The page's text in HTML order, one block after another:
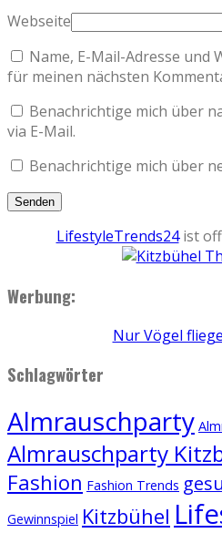
Webseite
Name, E-Mail-Adresse und
für meinen nächsten
Benachrichtige mich über
via E-Mail.
Benachrichtige mich über
LifestyleTrends24ist
Werbung:
Nur Vögel
Schlagwörter
Almrauschparty
Almrauschparty
Fashion Fashion Trends
Gewinnspiel Kitzbühel